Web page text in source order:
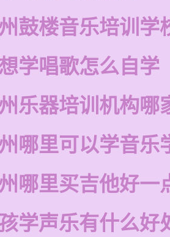
鼓楼音乐培训学
学唱歌怎么自学
乐器培训机构哪
哪里可以学音乐
哪里买吉他好一
学声乐有什么好